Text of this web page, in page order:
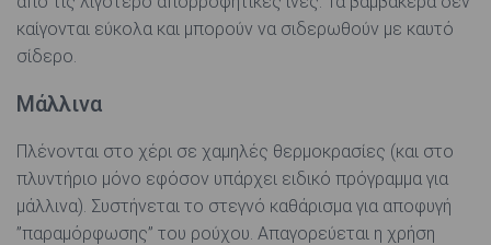
καίγονται εύκολα και μπορούν να σιδερωθούν με καυτό
σίδερο.
Μάλλινα
Πλένονται στο χέρι σε χαμηλές θερμοκρασίες (και στο
πλυντήριο μόνο εφόσον υπάρχει ειδικό πρόγραμμα για
μάλλινα). Συστήνεται το στεγνό καθάρισμα για αποφυγή
”παραμόρφωσης” του ρούχου. Απαγορεύεται η χρήση